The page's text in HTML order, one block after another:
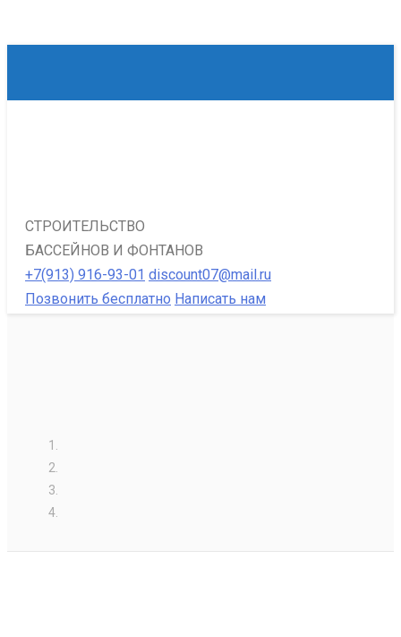
СТРОИТЕЛЬСТВО
БАССЕЙНОВ И ФОНТАНОВ
+7(913) 916-93-01 discount07@mail.ru
Позвонить бесплатно Написать нам